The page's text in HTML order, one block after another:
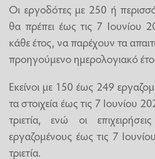
Οι εργοδότες με 250 ή
θα πρέπει έως τις 7 Ιουνίου
κάθε έτος, να παρέχουν τα
προηγούμενο ημερολογιακό
Εκείνοι με 150 έως 249
τα στοιχεία έως τις 7 Ιουνίου
τριετία, ενώ οι
εργαζομένους έως τις 7
τριετία.